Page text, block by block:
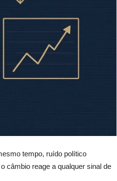
tempo, ruído político
câmbio reage a qualquer sinal de